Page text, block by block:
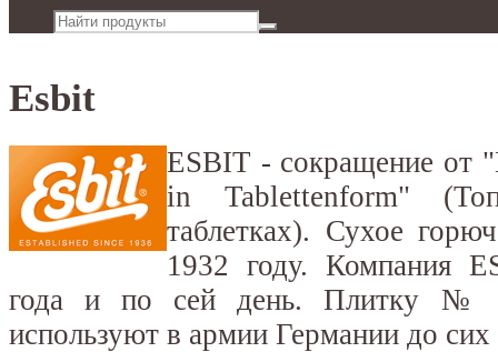
Esbit
ESBIT - сокращение от
in Tablettenform"
таблетках). Сухое
1932 году. Компания
года и по сей день. Плитку №
используют в армии Германии до